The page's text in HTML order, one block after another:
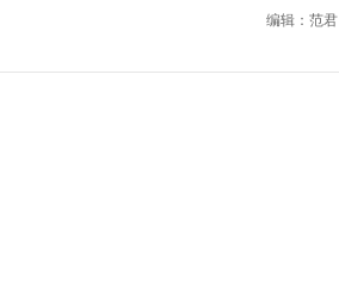
编辑：范君